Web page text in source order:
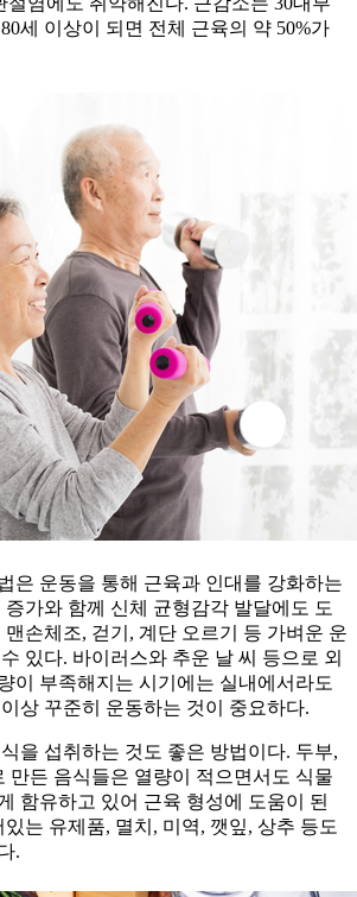
세 이상이 되면 전체 근육의 약 50%가
은 운동을 통해 근육과 인대를 강화하는
가와 함께 신체 균형감각 발달에도 도
손체조, 걷기, 계단 오르기 등 가벼운 운
있다. 바이러스와 추운 날 씨 등으로 외
이 부족해지는 시기에는 실내에서라도
상 꾸준히 운동하는 것이 중요하다.
을 섭취하는 것도 좋은 방법이다. 두부,
만든 음식들은 열량이 적으면서도 식물
함유하고 있어 근육 형성에 도움이 된
는 유제품, 멸치, 미역, 깻잎, 상추 등도
.